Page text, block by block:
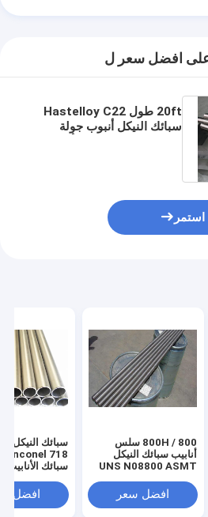
افضل سعر ل
20ft طول Hastelloy C22
سبائك النيكل أنبوب جولة
استمر
800 / 800H سلس
أنابيب سبائك النيكل
UNS N08800 ASMT
افضل سعر افضل